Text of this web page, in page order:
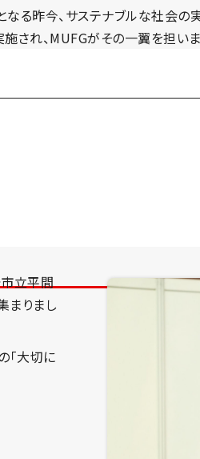
る昨今、サステナブルな社会
れ、MUFGがその一翼を担いま
市立平間
まりまし
「大切に